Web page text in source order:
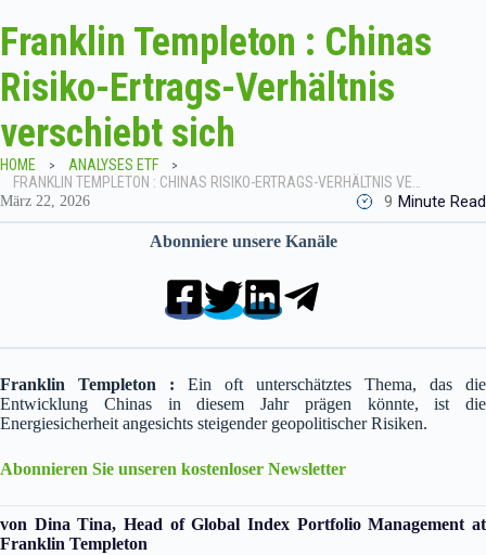
Franklin Templeton : Chinas
Risiko-Ertrags-Verhältnis
verschiebt sich
HOME
ANALYSES ETF
FRANKLIN TEMPLETON : CHINAS RISIKO-ERTRAGS-VERHÄLTNIS VERSCHIEBT SICH
März 22, 2026 9 Minute Read
Abonniere unsere Kanäle
Franklin Templeton : Ein oft unterschätztes Thema, das die
Entwicklung Chinas in diesem Jahr prägen könnte, ist die
Energiesicherheit angesichts steigender geopolitischer Risiken.
Abonnieren Sie unseren kostenloser Newsletter
von Dina Tina, Head of Global Index Portfolio Management at
Franklin Templeton